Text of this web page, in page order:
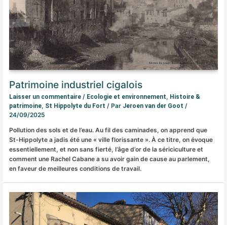
Patrimoine industriel cigalois
Laisser un commentaire / Ecologie et environnement, Histoire &
patrimoine, St Hippolyte du Fort / Par Jeroen van der Goot/
24/09/2025
Pollution des sols et de l’eau. Au fil des caminades, on apprend que
St-Hippolyte a jadis été une « ville florissante ». À ce titre, on évoque
essentiellement, et non sans fierté, l’âge d’or de la sériciculture et
comment une Rachel Cabane a su avoir gain de cause au parlement,
en faveur de meilleures conditions de travail.